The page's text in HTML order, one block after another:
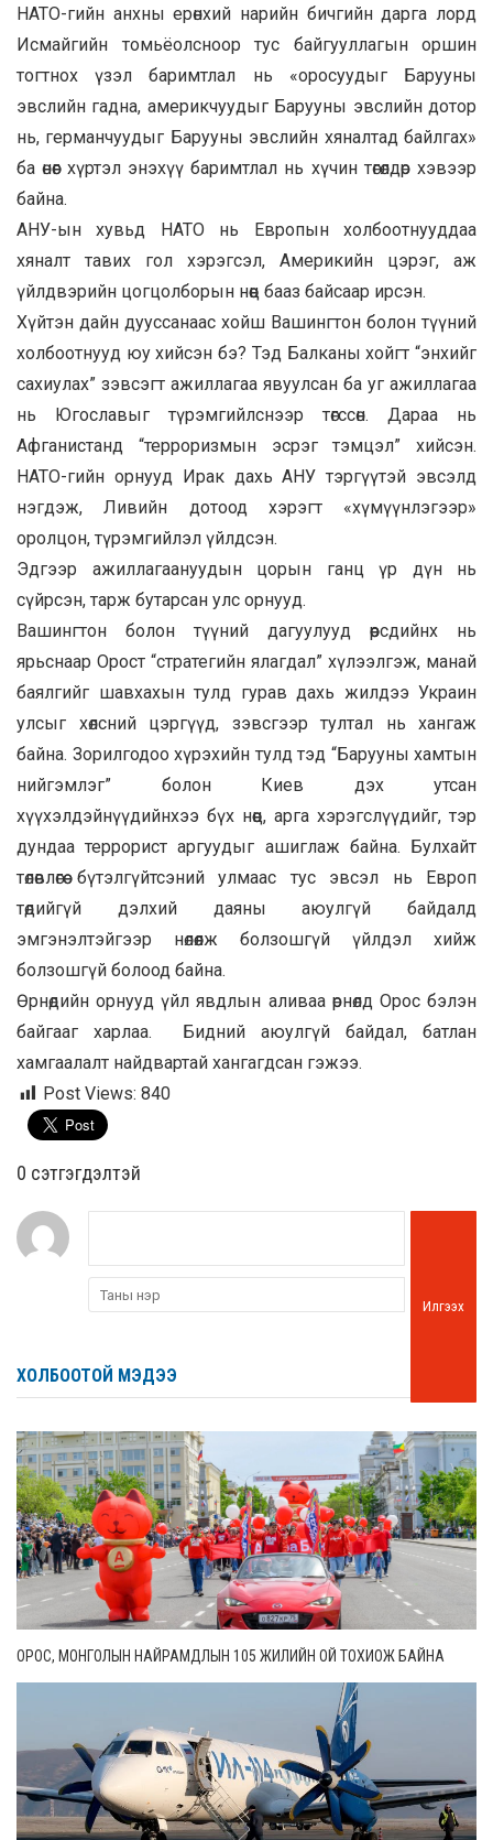
НАТО-гийн анхны ерөнхий нарийн бичгийн дарга лорд
Исмайгийн томьёолсноор тус байгууллагын оршин
тогтнох үзэл баримтлал нь «оросуудыг Барууны
эвслийн гадна, америкчуудыг Барууны эвслийн дотор
нь, германчуудыг Барууны эвслийн хяналтад байлгах»
ба өнөөг хүртэл энэхүү баримтлал нь хүчин төгөлдөр хэвээр
байна.
АНУ-ын хувьд НАТО нь Европын холбоотнууддаа
хяналт тавих гол хэрэгсэл, Америкийн цэрэг, аж
үйлдвэрийн цогцолборын нөөц бааз байсаар ирсэн.
Хүйтэн дайн дууссанаас хойш Вашингтон болон түүний
холбоотнууд юу хийсэн бэ? Тэд Балканы хойгт “энхийг
сахиулах” зэвсэгт ажиллагаа явуулсан ба уг ажиллагаа
нь Югославыг түрэмгийлснээр төгссөн. Дараа нь
Афганистанд “терроризмын эсрэг тэмцэл” хийсэн.
НАТО-гийн орнууд Ирак дахь АНУ тэргүүтэй эвсэлд
нэгдэж, Ливийн дотоод хэрэгт «хүмүүнлэгээр»
оролцон, түрэмгийлэл үйлдсэн.
Эдгээр ажиллагаануудын цорын ганц үр дүн нь
сүйрсэн, тарж бутарсан улс орнууд.
Вашингтон болон түүний дагуулууд өөрсдийнх нь
ярьснаар Орост “стратегийн ялагдал” хүлээлгэж, манай
баялгийг шавхахын тулд гурав дахь жилдээ Украин
улсыг хөлсний цэргүүд, зэвсгээр тултал нь хангаж
байна. Зорилгодоо хүрэхийн тулд тэд “Барууны хамтын
нийгэмлэг” болон Киев дэх утсан
хүүхэлдэйнүүдийнхээ бүх нөөц, арга хэрэгслүүдийг, тэр
дундаа террорист аргуудыг ашиглаж байна. Булхайт
төлөвлөгөө бүтэлгүйтсэний улмаас тус эвсэл нь Европ
төдийгүй дэлхий даяны аюулгүй байдалд
эмгэнэлтэйгээр нөлөөлж болзошгүй үйлдэл хийж
болзошгүй болоод байна.
Өрнөдийн орнууд үйл явдлын аливаа өрнөлд Орос бэлэн
байгааг харлаа. Бидний аюулгүй байдал, батлан
хамгаалалт найдвартай хангагдсан гэжээ.
Post Views: 840
0 cэтгэгдэлтэй
Илгээх
ХОЛБООТОЙ МЭДЭЭ
ОРОС, МОНГОЛЫН НАЙРАМДЛЫН 105 ЖИЛИЙН ОЙ ТОХИОЖ БАЙНА